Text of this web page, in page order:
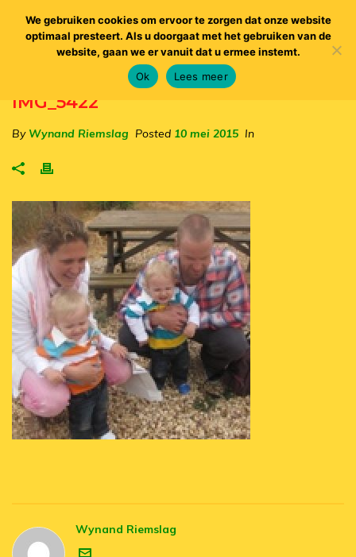
IMG_5422
By Wynand Riemslag Posted 10 mei 2015 In
Wynand Riemslag
We gebruiken cookies om ervoor te zorgen dat onze website
optimaal presteert. Als u doorgaat met het gebruiken van de
website, gaan we er vanuit dat u ermee instemt.
Ok
Lees meer